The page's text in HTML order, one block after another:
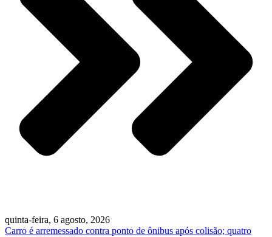
quinta-feira, 6 agosto, 2026
Carro é arremessado contra ponto de ônibus após colisão; quatro